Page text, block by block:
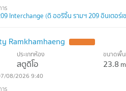
Interchange (ดิ ออริจิ้น รามฯ 209 อินเตอร์เ
Ramkhamhaeng
ประเภทห้อง
สตูดิโอ
ขนาดพื้
23.8 m
08/2026 9:40